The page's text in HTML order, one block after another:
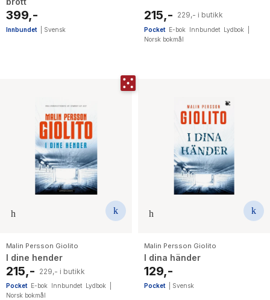
399,-
Innbundet Svensk
215,- 229,- i butikk
Pocket E-bok Innbundet Lydbok
Norsk bokmål
Malin Persson Giolito
I dine hender
215,- 229,- i butikk
Pocket E-bok Innbundet Lydbok
Norsk bokmål
Malin Persson Giolito
I dina händer
129,-
Pocket Svensk